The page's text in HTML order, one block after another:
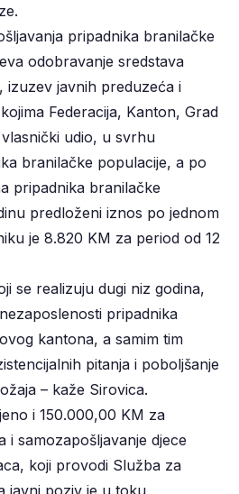
pripadnika branilačke
odobravanje sredstava
izuzev javnih preduzeća i
Federacija, Kanton, Grad
udio, u svrhu
branilačke populacije, a po
pripadnika branilačke
predloženi iznos po jednom
je 8.820 KM za period od 12
se realizuju dugi niz godina,
pripadnika
kantona, a samim tim
pitanja i poboljšanje
– kaže Sirovica.
i 150.000,00 KM za
i samozapošljavanje djece
koji provodi Služba za
javni poziv je u toku.